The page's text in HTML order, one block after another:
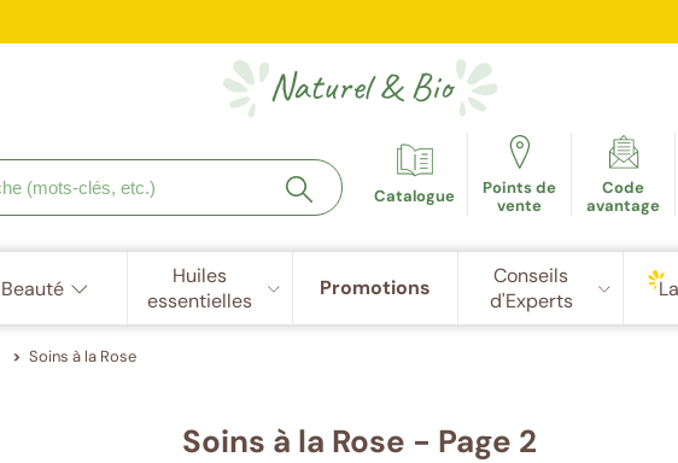
Votre fidélité récompensée : 5€ de réduction dès 100 points cumulés
Naturel&Bio
Catalogue
Points de
vente
Code
avantage
Beauté
Huiles
essentielles
Promotions
Conseils
d'Experts
Soins à la Rose
Soins à la Rose - Page 2